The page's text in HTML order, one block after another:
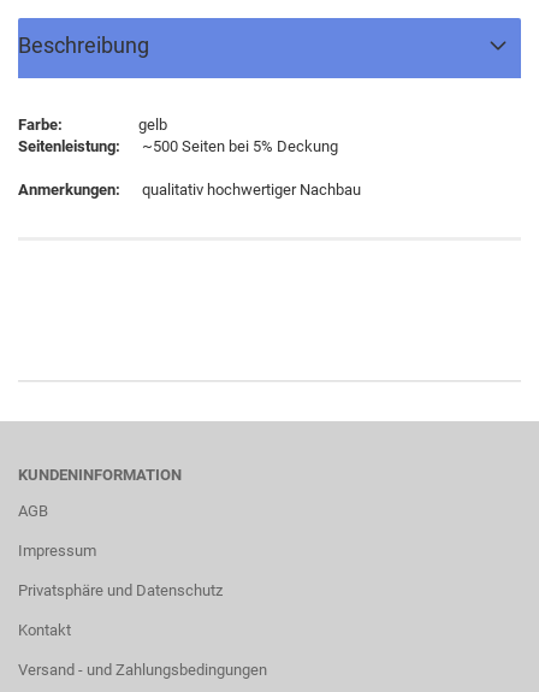
Beschreibung
Farbe:
gelb
Seitenleistung: ~500 Seiten bei 5% Deckung
Anmerkungen: qualitativ hochwertiger Nachbau
KUNDENINFORMATION
AGB
Impressum
Privatsphäre und Datenschutz
Kontakt
Versand - und Zahlungsbedingungen